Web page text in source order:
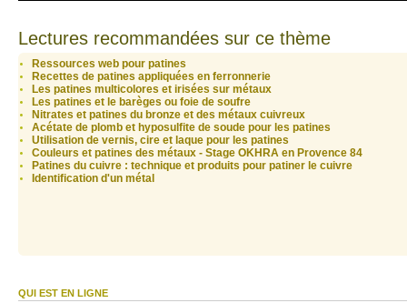
Lectures recommandées sur ce thème
Ressources web pour patines
Recettes de patines appliquées en ferronnerie
Les patines multicolores et irisées sur métaux
Les patines et le barèges ou foie de soufre
Nitrates et patines du bronze et des métaux cuivreux
Acétate de plomb et hyposulfite de soude pour les patines
Utilisation de vernis, cire et laque pour les patines
Couleurs et patines des métaux - Stage OKHRA en Provence 84
Patines du cuivre : technique et produits pour patiner le cuivre
Identification d'un métal
QUI EST EN LIGNE